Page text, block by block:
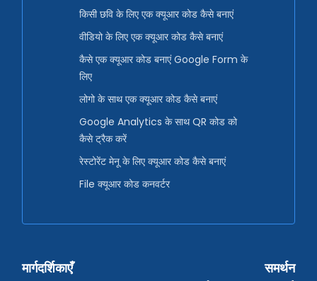
किसी छवि के लिए एक क्यूआर कोड कैसे बनाएं
वीडियो के लिए एक क्यूआर कोड कैसे बनाएं
कैसे एक क्यूआर कोड बनाएं Google Form के
लिए
लोगो के साथ एक क्यूआर कोड कैसे बनाएं
Google Analytics के साथ QR कोड को
कैसे ट्रैक करें
रेस्टोरेंट मेनू के लिए क्यूआर कोड कैसे बनाएं
File क्यूआर कोड कनवर्टर
मार्गदर्शिकाएँ समर्थन